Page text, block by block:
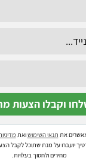
את תנאי השימושואת
יועברו על מנת שתוכל לקבל
מחירים ולחסוך בעלויות.